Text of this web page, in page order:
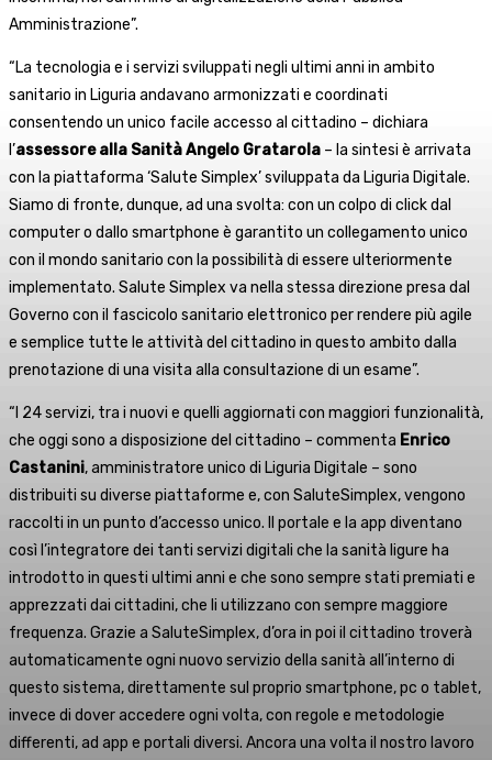
Amministrazione”.
“La tecnologia e i servizi sviluppati negli ultimi anni in ambito
sanitario in Liguria andavano armonizzati e coordinati
consentendo un unico facile accesso al cittadino – dichiara
l’assessore alla Sanità Angelo Gratarola – la sintesi è arrivata
con la piattaforma ‘Salute Simplex’ sviluppata da Liguria Digitale.
Siamo di fronte, dunque, ad una svolta: con un colpo di click dal
computer o dallo smartphone è garantito un collegamento unico
con il mondo sanitario con la possibilità di essere ulteriormente
implementato. Salute Simplex va nella stessa direzione presa dal
Governo con il fascicolo sanitario elettronico per rendere più agile
e semplice tutte le attività del cittadino in questo ambito dalla
prenotazione di una visita alla consultazione di un esame”.
“I 24 servizi, tra i nuovi e quelli aggiornati con maggiori funzionalità,
che oggi sono a disposizione del cittadino – commenta Enrico
Castanini, amministratore unico di Liguria Digitale – sono
distribuiti su diverse piattaforme e, con SaluteSimplex, vengono
raccolti in un punto d’accesso unico. Il portale e la app diventano
così l’integratore dei tanti servizi digitali che la sanità ligure ha
introdotto in questi ultimi anni e che sono sempre stati premiati e
apprezzati dai cittadini, che li utilizzano con sempre maggiore
frequenza. Grazie a SaluteSimplex, d’ora in poi il cittadino troverà
automaticamente ogni nuovo servizio della sanità all’interno di
questo sistema, direttamente sul proprio smartphone, pc o tablet,
invece di dover accedere ogni volta, con regole e metodologie
differenti, ad app e portali diversi. Ancora una volta il nostro lavoro